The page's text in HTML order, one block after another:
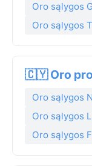
Oro sąlygos
Oro sąlygos
🇨🇾 Oro
Oro sąlygos
Oro sąlygos
Oro sąlygos